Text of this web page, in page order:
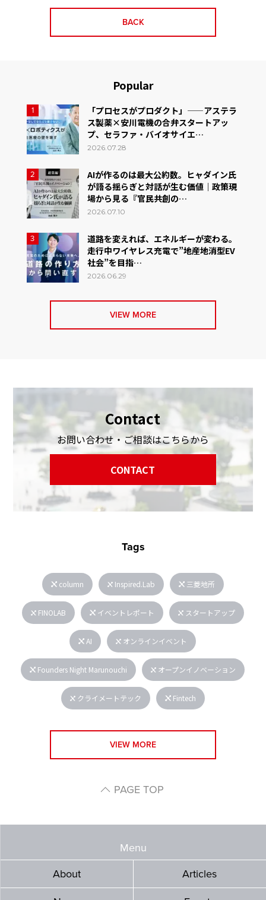
BACK
Popular
1
「プロセスがプロダクト」——アステラ
ス製薬×安川電機の合弁スタートアッ
プ、セラファ・バイオサイエ…
2026.07.28
2
AIが作るのは最大公約数。ヒャダイン氏
が語る揺らぎと対話が生む価値｜政策現
場から見る『官民共創の…
2026.07.10
3
道路を変えれば、エネルギーが変わる。
走行中ワイヤレス充電で”地産地消型EV
社会”を目指…
2026.06.29
VIEW MORE
Contact
お問い合わせ・ご相談はこちらから
CONTACT
Tags
column Inspired.Lab 三菱地所
FINOLAB イベントレポート スタートアップ
AI オンラインイベント
Founders Night Marunouchi オープンイノベーション
クライメートテック Fintech
VIEW MORE
PAGE TOP
Menu
About
Articles